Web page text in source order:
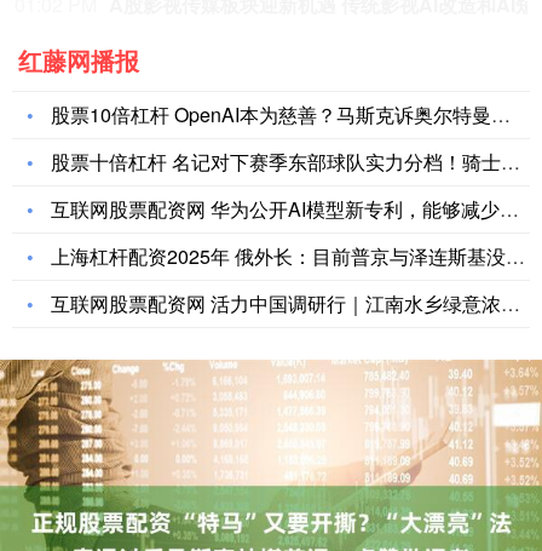
红藤网播报
股票10倍杠杆 OpenAI本为慈善？马斯克诉奥尔特曼等：我
股票十倍杠杆 名记对下赛季东部球队实力分档！骑士成最大热门，
互联网股票配资网 华为公开AI模型新专利，能够减少处理延时
上海杠杆配资2025年 俄外长：目前普京与泽连斯基没有会晤计
互联网股票配资网 活力中国调研行｜江南水乡绿意浓——浙江产业